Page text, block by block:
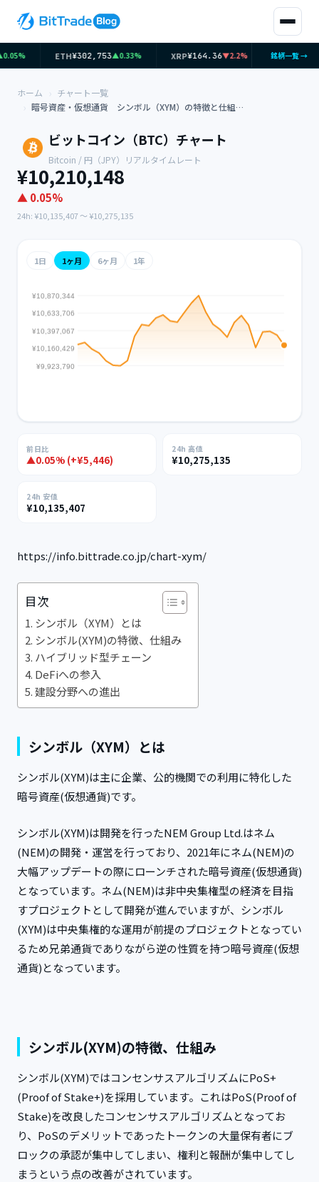
ETH¥302,753▲0.33% XRP¥164.36▼2.2% SOL¥11,505
銘柄一覧 →
ホーム
チャート一覧
暗号資産・仮想通貨 シンボル（XYM）の特徴と仕組みを紹介
ビットコイン（BTC）チャート
Bitcoin / 円（JPY）リアルタイムレート
¥10,210,148
▲ 0.05%
24h: ¥10,135,407 〜 ¥10,275,135
1日 1ヶ月 6ヶ月 1年
前日比
▲0.05% (+¥5,446)
24h 高値
¥10,275,135
24h 安値
¥10,135,407
https://info.bittrade.co.jp/chart-xym/
目次
シンボル（XYM）とは
シンボル(XYM)の特徴、仕組み
ハイブリッド型チェーン
DeFiへの参入
建設分野への進出
シンボル（XYM）とは
シンボル(XYM)は主に企業、公的機関での利用に特化した
暗号資産(仮想通貨)です。
シンボル(XYM)は開発を行ったNEM Group Ltd.はネム
(NEM)の開発・運営を行っており、2021年にネム(NEM)の
大幅アップデートの際にローンチされた暗号資産(仮想通貨)
となっています。ネム(NEM)は非中央集権型の経済を目指
すプロジェクトとして開発が進んでいますが、シンボル
(XYM)は中央集権的な運用が前提のプロジェクトとなってい
るため兄弟通貨でありながら逆の性質を持つ暗号資産(仮想
通貨)となっています。
シンボル(XYM)の特徴、仕組み
シンボル(XYM)ではコンセンサスアルゴリズムにPoS+
(Proof of Stake+)を採用しています。これはPoS(Proof of
Stake)を改良したコンセンサスアルゴリズムとなってお
り、PoSのデメリットであったトークンの大量保有者にブ
ロックの承認が集中してしまい、権利と報酬が集中してし
まうという点の改善がされています。